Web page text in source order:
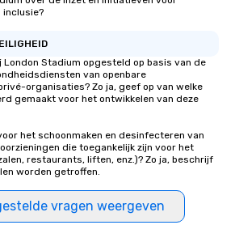
London Stadium opgesteld op basis van de
van openbare
organisaties? Zo ja, geef op van welke
gemaakt voor het ontwikkelen van deze
het schoonmaken en desinfecteren van
die toegankelijk zijn voor het
restaurants, liften, enz.)? Zo ja, beschrijf
worden getroffen.
vragen weergeven